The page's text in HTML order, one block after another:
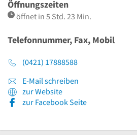
Öffnungszeiten
öffnet in 5 Std. 23 Min.
Telefonnummer, Fax, Mobil
(0421) 17888588
E-Mail schreiben
zur Website
zur Facebook Seite